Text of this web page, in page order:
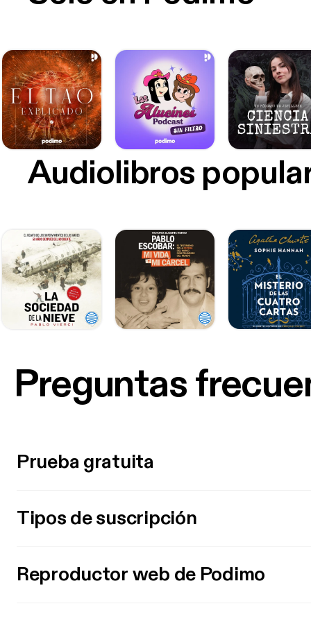
Audiolibros
Preguntas
Prueba gratuita
Tipos de suscripción
Reproductor web de Podimo